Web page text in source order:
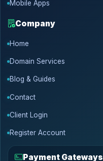
Mobile Apps
Company
Home
Domain Services
Blog & Guides
Contact
Client Login
Register Account
Payment Gateways